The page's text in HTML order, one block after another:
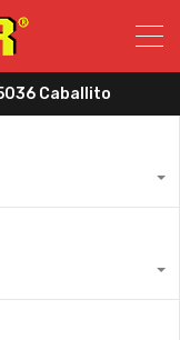
Caballito